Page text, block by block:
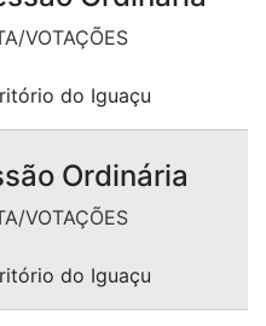
VOTAÇÕES
do Iguaçu
Ordinária
VOTAÇÕES
do Iguaçu